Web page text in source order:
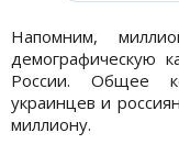
Напомним,
демографическую
России. Общее
украинцев и
миллиону.